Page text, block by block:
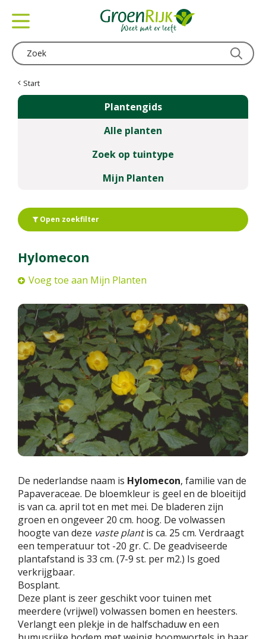
Start
Plantengids
Alle planten
Zoek op tuintype
Mijn Planten
Open zoekfilter
Hylomecon
Voeg toe aan Mijn Planten
De nederlandse naam is Hylomecon, familie van de
Papaveraceae. De bloemkleur is geel en de bloeitijd
is van ca. april tot en met mei. De bladeren zijn
groen en ongeveer 20 cm. hoog. De volwassen
hoogte van deze vaste plantis ca. 25 cm. Verdraagt
een temperatuur tot -20 gr. C. De geadviseerde
plantafstand is 33 cm. (7-9 st. per m2.) Is goed
verkrijgbaar.
Bosplant.
Deze plant is zeer geschikt voor tuinen met
meerdere (vrijwel) volwassen bomen en heesters.
Verlangt een plekje in de halfschaduw en een